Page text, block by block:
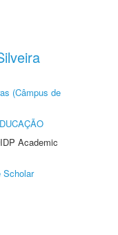
(Câmpus de
Academic
Scholar